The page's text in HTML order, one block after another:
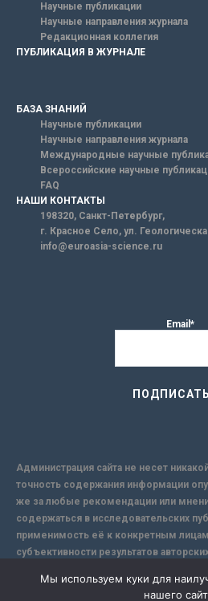
Научные публикации
Научные направления журнала
Редакционная коллегия
ПУБЛИКАЦИЯ В ЖУРНАЛЕ
БАЗА ЗНАНИЙ
Научные публикации
Научные направления журнала
Международные научные
Всероссийские научные
FAQ
НАШИ КОНТАКТЫ
198320, Санкт-Петербург,
г. Красное Село, ул.
info@euroasia-science.ru
Email*
Администрация сайта не несет
точность содержания информации
же за любые рекомендации или
содержаться в исследовательских
применимость её к конкретным
субъективности результатов
надежной защиты информации, Сайт
Мы используем куки для
нашего